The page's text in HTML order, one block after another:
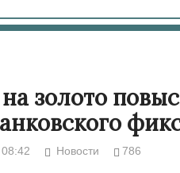
золото
Новости 786